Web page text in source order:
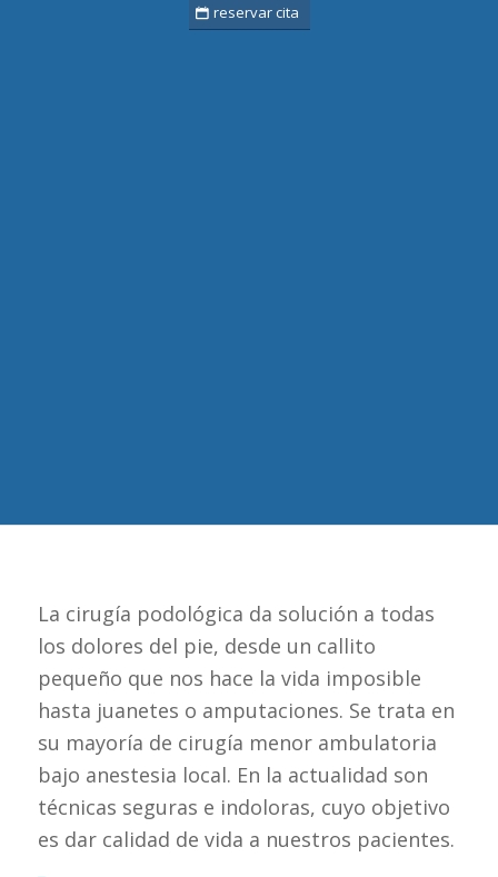
reservar cita
La cirugía podológica da solución a todas
los dolores del pie, desde un callito
pequeño que nos hace la vida imposible
hasta juanetes o amputaciones. Se trata en
su mayoría de cirugía menor ambulatoria
bajo anestesia local. En la actualidad son
técnicas seguras e indoloras, cuyo objetivo
es dar calidad de vida a nuestros pacientes.